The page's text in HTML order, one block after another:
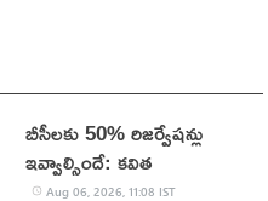
బీసీలకు 50% రిజర్వేషన్లు
ఇవ్వాల్సిందే: కవిత
Aug 06, 2026, 11:08 IST